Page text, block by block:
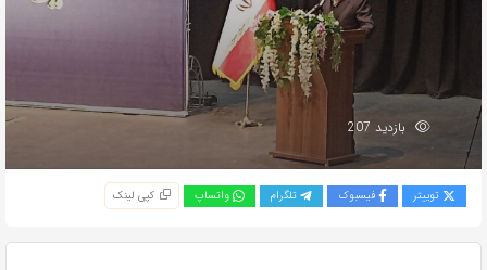
بازدید 207
توییتر فیسبوک تلگرام واتساپ کپی لینک